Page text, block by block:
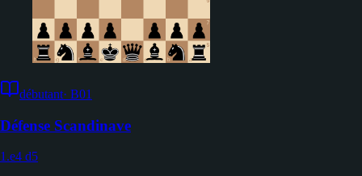
débutant· B01
Défense Scandinave
1.e4 d5